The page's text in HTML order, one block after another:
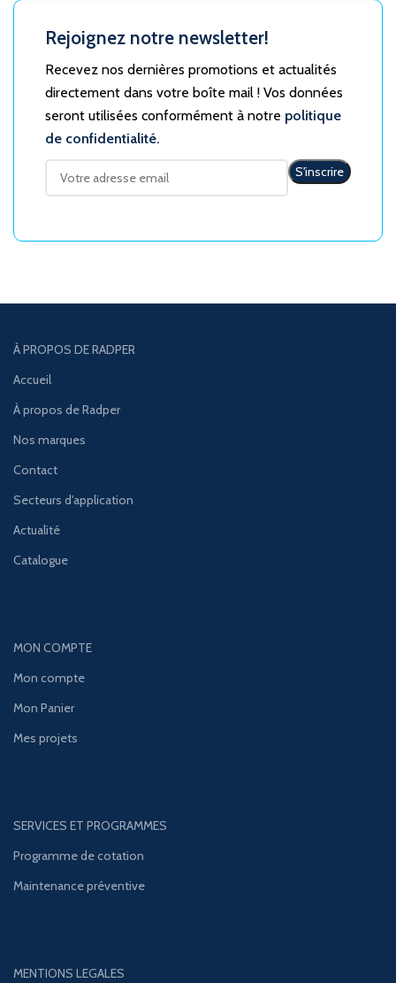
Rejoignez notre newsletter!
Recevez nos dernières promotions et actualités
directement dans votre boîte mail ! Vos données
seront utilisées conformément à notre politique
de confidentialité.
À PROPOS DE RADPER
Accueil
À propos de Radper
Nos marques
Contact
Secteurs d'application
Actualité
Catalogue
MON COMPTE
Mon compte
Mon Panier
Mes projets
SERVICES ET PROGRAMMES
Programme de cotation
Maintenance préventive
MENTIONS LEGALES